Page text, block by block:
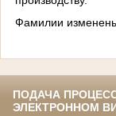
Фамилии
ПОДАЧА
ЭЛЕКТРОННОМ